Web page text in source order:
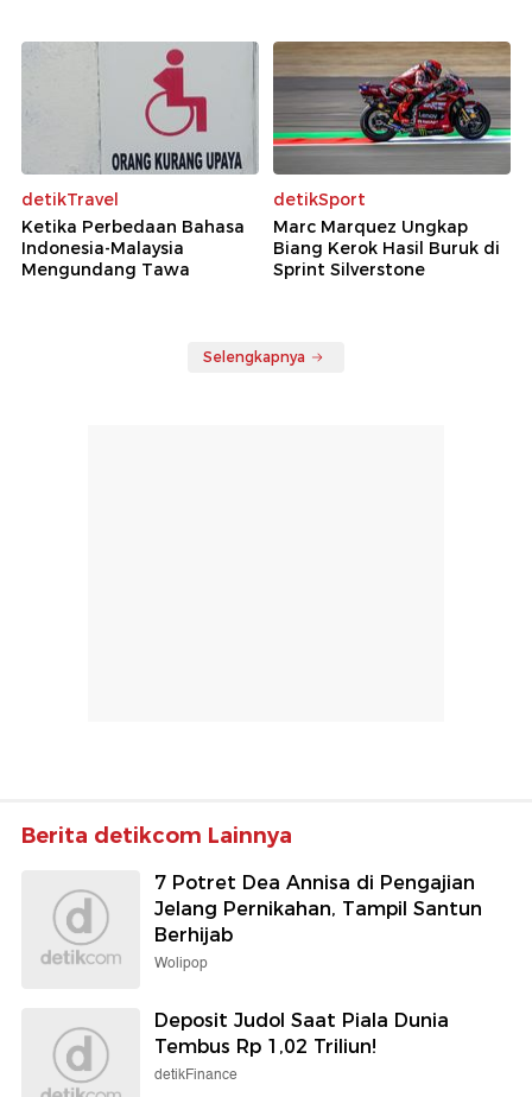
detikTravel
Ketika Perbedaan Bahasa
Indonesia-Malaysia
Mengundang Tawa
detikSport
Marc Marquez Ungkap
Biang Kerok Hasil Buruk di
Sprint Silverstone
Selengkapnya
Berita detikcom Lainnya
7 Potret Dea Annisa di Pengajian
Jelang Pernikahan, Tampil Santun
Berhijab
Wolipop
Deposit Judol Saat Piala Dunia
Tembus Rp 1,02 Triliun!
detikFinance